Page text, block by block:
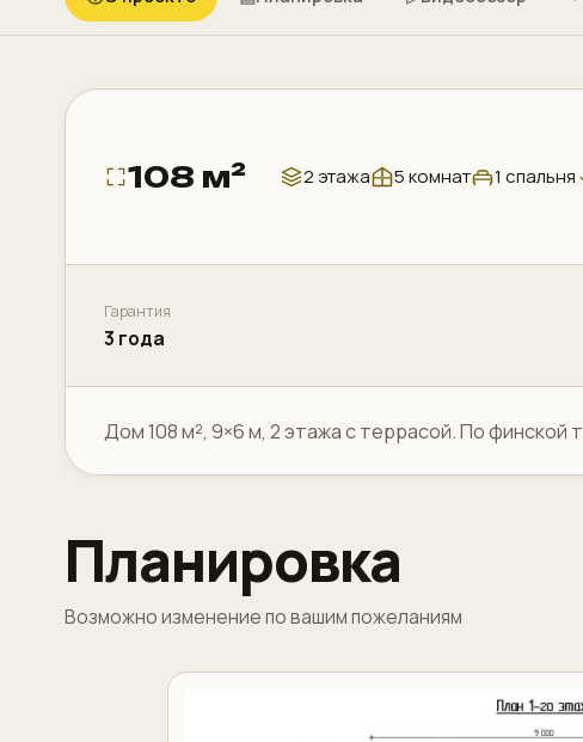
108 м² 2 этажа 5 комнат 1 спальня
Гарантия
3 года
Дом 108 м², 9×6 м, 2 этажа с террасой. По финской
Планировка
Возможно изменение по вашим пожеланиям